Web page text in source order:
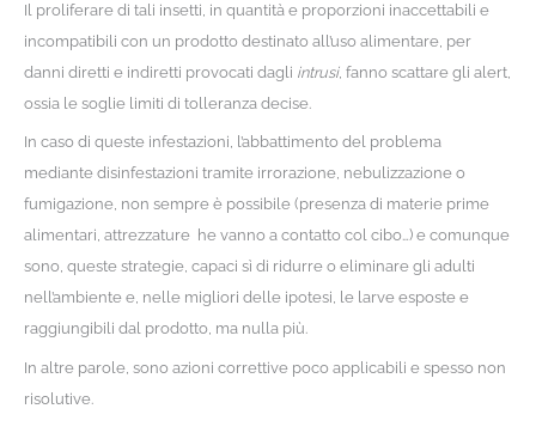
Il proliferare di tali insetti, in quantità e proporzioni inaccettabili e
incompatibili con un prodotto destinato all’uso alimentare, per
danni diretti e indiretti provocati dagli intrusi, fanno scattare gli alert,
ossia le soglie limiti di tolleranza decise.
In caso di queste infestazioni, l’abbattimento del problema
mediante disinfestazioni tramite irrorazione, nebulizzazione o
fumigazione, non sempre è possibile (presenza di materie prime
alimentari, attrezzature he vanno a contatto col cibo…) e comunque
sono, queste strategie, capaci sì di ridurre o eliminare gli adulti
nell’ambiente e, nelle migliori delle ipotesi, le larve esposte e
raggiungibili dal prodotto, ma nulla più.
In altre parole, sono azioni correttive poco applicabili e spesso non
risolutive.